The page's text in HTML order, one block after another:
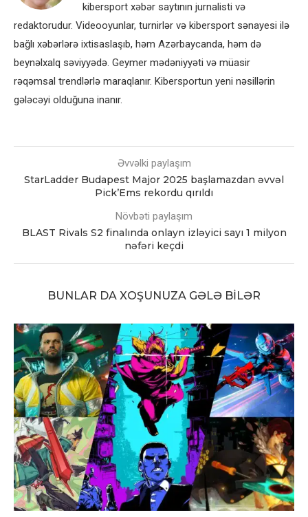
kibersport xəbər saytının jurnalisti və
redaktorudur. Videooyunlar, turnirlər və kibersport sənayesi ilə
bağlı xəbərlərə ixtisaslaşıb, həm Azərbaycanda, həm də
beynəlxalq səviyyədə. Geymer mədəniyyəti və müasir
rəqəmsal trendlərlə maraqlanır. Kibersportun yeni nəsillərin
gələcəyi olduğuna inanır.
Əvvəlki paylaşım
StarLadder Budapest Major 2025 başlamazdan əvvəl
Pick’Ems rekordu qırıldı
Növbəti paylaşım
BLAST Rivals S2 finalında onlayn izləyici sayı 1 milyon
nəfəri keçdi
BUNLAR DA XOŞUNUZA GƏLƏ BILƏR